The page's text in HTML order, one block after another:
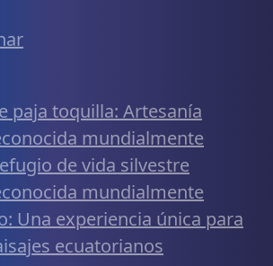
paja toquilla: Artesanía
mundialmente
de vida silvestre
mundialmente
Una experiencia única para
ecuatorianos